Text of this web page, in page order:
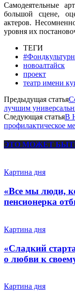
Самодеятельные
большой сцене,
актеров.
уровня их
ТЕГИ
новоалтайск
проект
театр имени
Предыдущая статья
лучшим
Следующая статьяВ
профилактическое
ЭТО МОЖЕТ
Картина дня
«Все мы люди,
пенсионерка
Картина дня
«Сладкий
о любви к
Картина дня